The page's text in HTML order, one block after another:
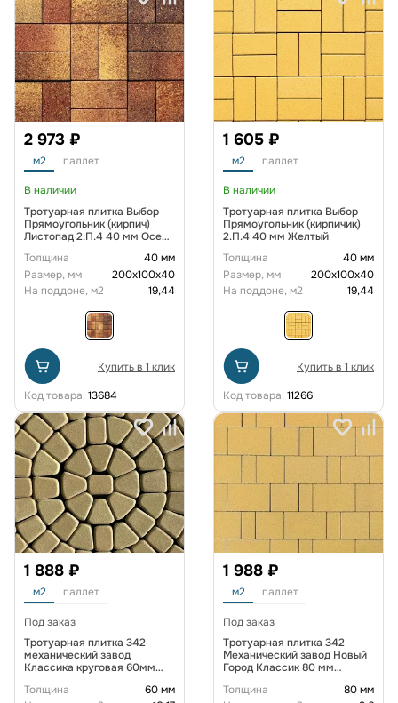
2 973 ₽
м2 паллет
В наличии
Тротуарная плитка Выбор
Прямоугольник (кирпич)
Листопад 2.П.4 40 мм Осень
Толщина
40 мм
Размер, мм
200х100х40
На поддоне, м2
19,44
Купить в 1 клик
Код товара: 13684
1 605 ₽
м2 паллет
В наличии
Тротуарная плитка Выбор
Прямоугольник (кирпичик)
2.П.4 40 мм Желтый
Толщина
40 мм
Размер, мм
200х100х40
На поддоне, м2
19,44
Купить в 1 клик
Код товара: 11266
1 888 ₽
м2 паллет
Под заказ
Тротуарная плитка 342
механический завод
Классика круговая 60мм
Толщина
60 мм
1 988 ₽
м2 паллет
Под заказ
Тротуарная плитка 342
Механический завод Новый
Город Классик 80 мм
Толщина
80 мм